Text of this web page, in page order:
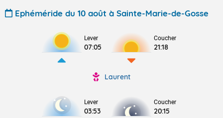
Ephéméride du 10 août à Sainte-Marie-de-Gosse
Lever
07:05
Coucher
21:18
Laurent
Lever
03:53
Coucher
20:15